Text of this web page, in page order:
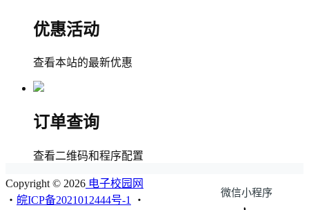
优惠活动
查看本站的最新优惠
订单查询
查看二维码和程序配置
微信小程序
Copyright © 2026 电子校园网
・ 皖ICP备2021012444号-1 ・